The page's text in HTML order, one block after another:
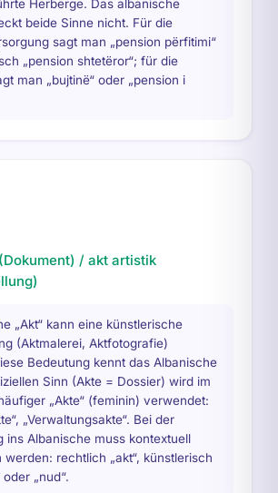
Herberge. Das albanische
beide Sinne nicht. Für die
sagt man „pension përfitimi“
„pension shtetëror“; für die
man „bujtinë“ oder „pension i
/ akt artistik
„Akt“ kann eine künstlerische
(Aktmalerei, Aktfotografie)
Bedeutung kennt das Albanische
Sinn (Akte = Dossier) wird im
„Akte“ (feminin) verwendet:
„Verwaltungsakte“. Bei der
ins Albanische muss kontextuell
werden: rechtlich „akt“, künstlerisch
„nud“.